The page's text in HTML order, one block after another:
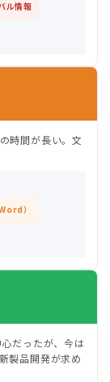
ル情報
時間が長い。文
）
だったが、今は
製品開発が求め